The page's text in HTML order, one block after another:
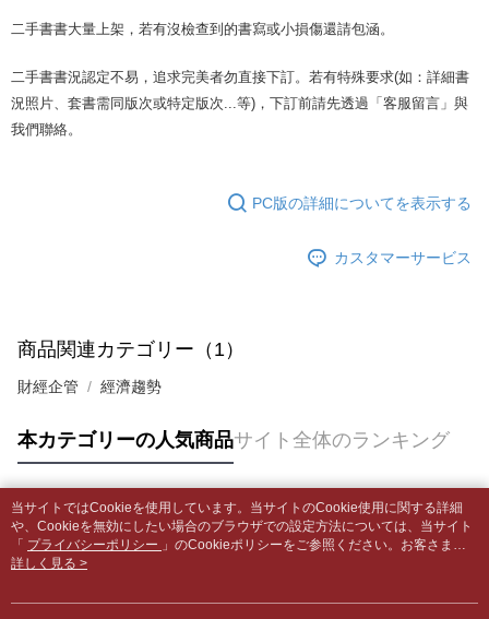
的に OP Pay Later の取引プロセスに移行し、携帯番号を確認後、分割払
3. 実際の承認額、分割回数および費用については、後続の取引確認ページ
4. 注文成立後30分以内に確認取引を行わない場合や審査が通過しない場
合、注文は自動的にキャンセルされます。「転専審査」に未通過の状況が
1. 分割払いの金額は電信請求書に統合されず、「OP Pay Later」は毎月の
締め日後に支払いリマインダーのSMSを送信します。
1. 本サービスは「台湾大哥大株式会社」（以下「当社」といいます）によ
購入できるようにし、店舗が売買／分割払い売買の債権を当社に譲渡した
後、契約に基づいて当社の請求書で帳款を支払うことになります。
2. 「OP Pay Later」を利用する契約関係の目的から、店舗はあなたの個人
情報（名前、電話または住所を含む）を台湾大哥大に提供し、収集、処理
および利用するために、当社があなた本人と分割請求書に必要な情報の確
認、照合および修正を行います。
3. 完全なユーザーサービス規約については、以下のリンクを参照してくだ
さい：https://oppay.tw/userRule
一、 AFTEE代金後払いについて
2.SMSで認証してお支払い手続を進めてください。
3.注文するときのお支払いは不要です。商品はご指定の住所に配送されま
す。
4.ご注文が完了すると、携帯に支払い通知のSMSが届きます。アプリ会員
はアプリの通知に従って、4大コンビニ、またはATM/オンラインバンキン
代金納付期限は最短で 14 日以内ですので、ご注意ください。AFTEE アプ
お支払期限は、ショップが請求した期日と、AFTEEで延長できる日数をも
とに計算されます。AFTEEで注文すると、商品を受け取るまで支払い期限
を延長できますが、商品を期限内に受け取れない場合があります（例：予
約商品や商品到着日が比較的遅い商品）。そのため、商品到着の有無に関
二、支払い限度額
2.決済金額は最低NT$20です。
3.現在、台湾の会員のみご利用いただけます。
三、利用規約「AFTEE代金後払い」（以下当サービスという）はネットプ
ATM払い
配送方法
全家取貨付款【書籍"本數"8本以上，建議使用中華郵政宅配包
配送毎にNT$65、NT$688以上で送料無料
付款後7-11取貨
中華郵政包裹
配送毎にNT$65、NT$688以上で送料無料
中華郵政包裹(離島)
配送毎にNT$65、NT$688以上で送料無料
士林門市自取(書送達簡訊通知)
二手書書大量上架，若有沒檢查到的書寫或小損傷還請包涵。
二手書書況認定不易，追求完美者勿直接下訂。若有特殊要求(如：詳細書
況照片、套書需同版次或特定版次...等)，下訂前請先透過「客服留言」與
我們聯絡。
PC版の詳細についてを表示する
カスタマーサービス
商品関連カテゴリー（1）
財經企管 經濟趨勢
本カテゴリーの人気商品サイト全体のランキング
人気タグ
当サイトではCookieを使用しています。当サイトのCookie使用に関する詳細
や、Cookieを無効にしたい場合のブラウザでの設定方法については、当サイト
「 プライバシーポリシー 」のCookieポリシーをご参照ください。お客さま
が、当サイトを引き続き使用される場合、当社がサイト利用規約のCookieポリ
詳しく見る >